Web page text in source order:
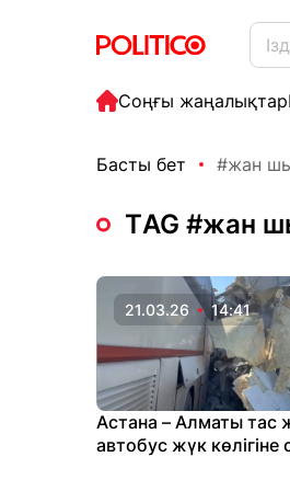
Соңғы жаңалықтар
Басты бет #жан
ТAG #жан
21.03.26 14:41
Астана – Алматы тас
автобус жүк көлігіне